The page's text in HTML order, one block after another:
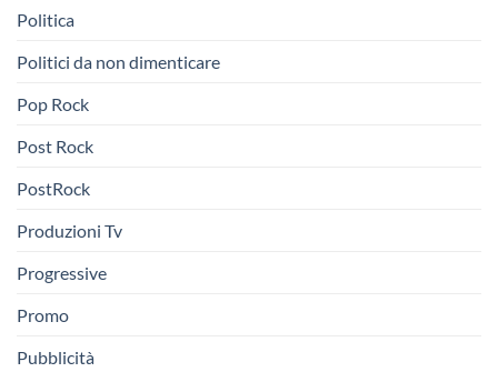
Politica
Politici da non dimenticare
Pop Rock
Post Rock
PostRock
Produzioni Tv
Progressive
Promo
Pubblicità